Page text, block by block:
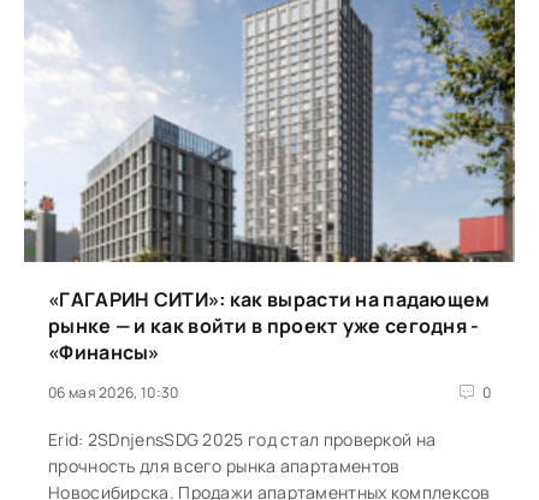
«ГАГАРИН СИТИ»: как вырасти на падающем
рынке — и как войти в проект уже сегодня -
«Финансы»
06 мая 2026, 10:30 0
Erid: 2SDnjensSDG 2025 год стал проверкой на
прочность для всего рынка апартаментов
Новосибирска. Продажи апартаментных комплексов